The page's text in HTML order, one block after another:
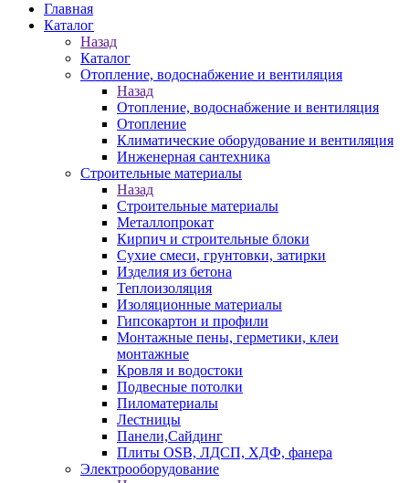
Главная
Каталог
Назад
Каталог
Отопление, водоснабжение и вентиляция
Назад
Отопление, водоснабжение и вентиляция
Отопление
Климатические оборудование и вентиляция
Инженерная сантехника
Строительные материалы
Назад
Строительные материалы
Металлопрокат
Кирпич и строительные блоки
Сухие смеси, грунтовки, затирки
Изделия из бетона
Теплоизоляция
Изоляционные материалы
Гипсокартон и профили
Монтажные пены, герметики, клеи
монтажные
Кровля и водостоки
Подвесные потолки
Пиломатериалы
Лестницы
Панели,Сайдинг
Плиты OSB, ЛДСП, ХДФ, фанера
Электрооборудование